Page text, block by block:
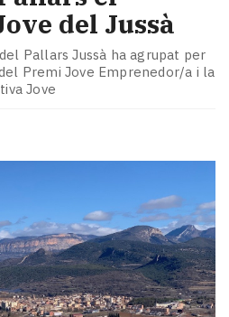
del Jussà
Pallars Jussà ha agrupat per
Premi Jove Emprenedor/a i la
Jove